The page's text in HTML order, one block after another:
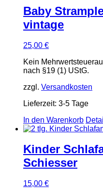
Baby
vintage
25,00 €
Kein
nach §19 (1) UStG.
zzgl. Versandkosten
Lieferzeit: 3-5 Tage
In den Warenkorb
Kinder
Schiesser
15,00 €